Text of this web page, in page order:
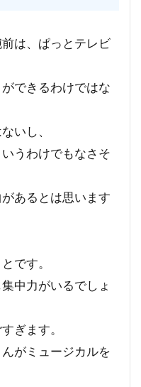
は、ぱっとテレビ
できるわけではな
いし、
うわけでもなさそ
あるとは思います
です。
中力がいるでしょ
ぎます。
がミュージカルを